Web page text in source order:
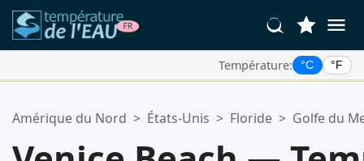
Température: °C °F
Votre liste de favoris est vide.
Amérique du Nord > États-Unis > Floride > Golfe du